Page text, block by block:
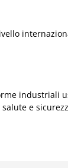
industriali
e